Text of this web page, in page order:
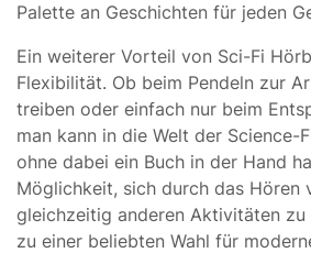
Palette an Geschichten für jeden
Ein weiterer Vorteil von Sci-Fi
Flexibilität. Ob beim Pendeln zur
treiben oder einfach nur beim
man kann in die Welt der Science-
ohne dabei ein Buch in der Hand
Möglichkeit, sich durch das Hören
gleichzeitig anderen Aktivitäten zu
zu einer beliebten Wahl für